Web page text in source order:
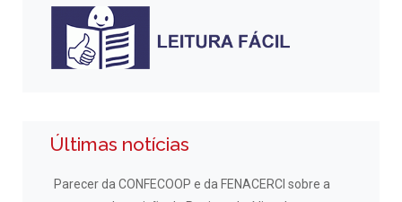
Últimas notícias
Parecer da CONFECOOP e da FENACERCI sobre a